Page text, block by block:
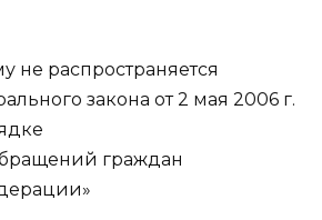
не распространяется
закона от 2 мая 2006 г.
граждан